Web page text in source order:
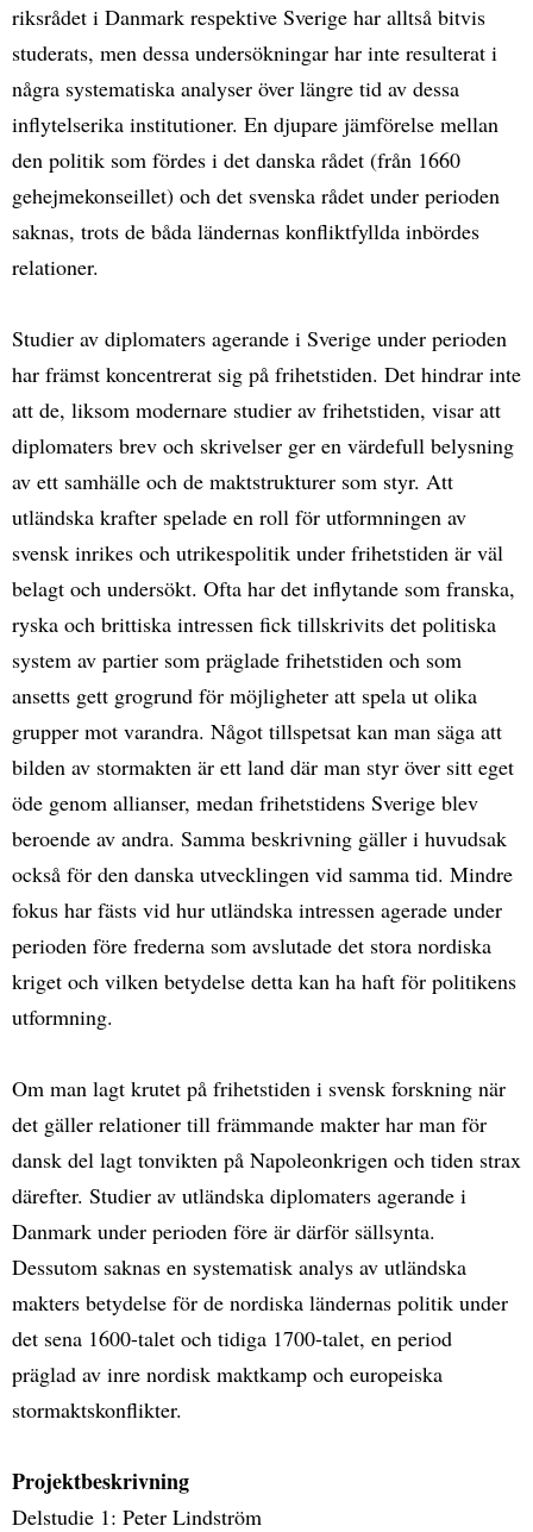
riksrådet i Danmark respektive Sverige har alltså bitvis
studerats, men dessa undersökningar har inte resulterat i
några systematiska analyser över längre tid av dessa
inflytelserika institutioner. En djupare jämförelse mellan
den politik som fördes i det danska rådet (från 1660
gehejmekonseillet) och det svenska rådet under perioden
saknas, trots de båda ländernas konfliktfyllda inbördes
relationer.
Studier av diplomaters agerande i Sverige under perioden
har främst koncentrerat sig på frihetstiden. Det hindrar inte
att de, liksom modernare studier av frihetstiden, visar att
diplomaters brev och skrivelser ger en värdefull belysning
av ett samhälle och de maktstrukturer som styr. Att
utländska krafter spelade en roll för utformningen av
svensk inrikes och utrikespolitik under frihetstiden är väl
belagt och undersökt. Ofta har det inflytande som franska,
ryska och brittiska intressen fick tillskrivits det politiska
system av partier som präglade frihetstiden och som
ansetts gett grogrund för möjligheter att spela ut olika
grupper mot varandra. Något tillspetsat kan man säga att
bilden av stormakten är ett land där man styr över sitt eget
öde genom allianser, medan frihetstidens Sverige blev
beroende av andra. Samma beskrivning gäller i huvudsak
också för den danska utvecklingen vid samma tid. Mindre
fokus har fästs vid hur utländska intressen agerade under
perioden före frederna som avslutade det stora nordiska
kriget och vilken betydelse detta kan ha haft för politikens
utformning.
Om man lagt krutet på frihetstiden i svensk forskning när
det gäller relationer till främmande makter har man för
dansk del lagt tonvikten på Napoleonkrigen och tiden strax
därefter. Studier av utländska diplomaters agerande i
Danmark under perioden före är därför sällsynta.
Dessutom saknas en systematisk analys av utländska
makters betydelse för de nordiska ländernas politik under
det sena 1600-talet och tidiga 1700-talet, en period
präglad av inre nordisk maktkamp och europeiska
stormaktskonflikter.
Projektbeskrivning
Delstudie 1: Peter Lindström